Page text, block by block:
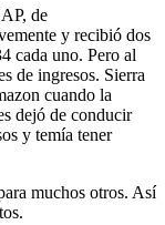
de
y recibió dos
cada uno. Pero al
de ingresos. Sierra
cuando la
dejó de conducir
y temía tener
muchos otros. Así